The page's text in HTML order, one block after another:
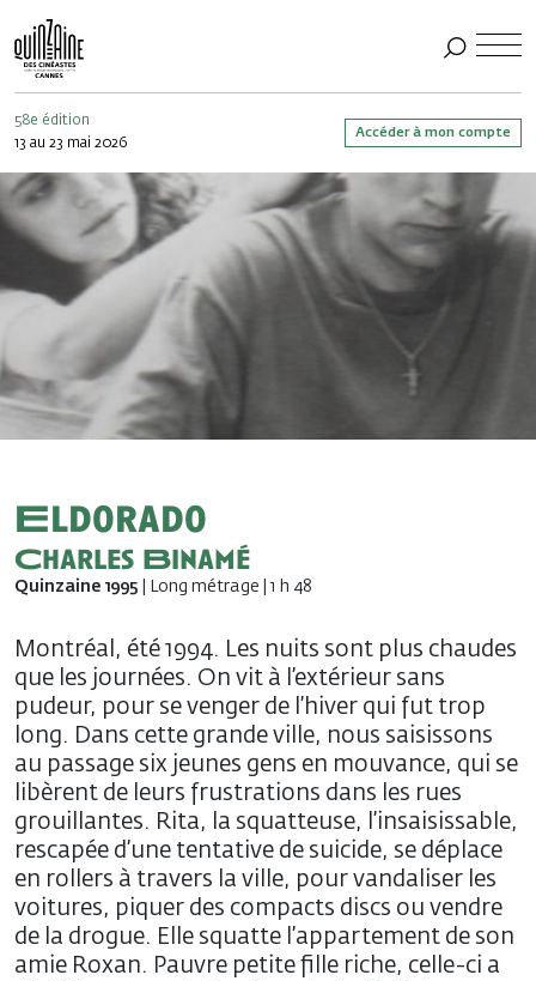
58e édition
13 au 23 mai 2026
Accéder à mon compte
Eldorado
Charles Binamé
Quinzaine 1995 | Long métrage | 1 h 48
Montréal, été 1994. Les nuits sont plus chaudes
que les journées. On vit à l’extérieur sans
pudeur, pour se venger de l’hiver qui fut trop
long. Dans cette grande ville, nous saisissons
au passage six jeunes gens en mouvance, qui se
libèrent de leurs frustrations dans les rues
grouillantes. Rita, la squatteuse, l’insaisissable,
rescapée d’une tentative de suicide, se déplace
en rollers à travers la ville, pour vandaliser les
voitures, piquer des compacts discs ou vendre
de la drogue. Elle squatte l’appartement de son
amie Roxan. Pauvre petite fille riche, celle-ci a